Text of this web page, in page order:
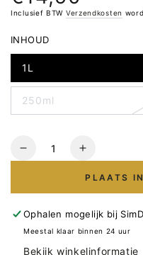
prijs
Inclusief BTW Verzendkosten
INHOUD
1L
250ml
Hoeveelheid
Verlaag
SHIP-
SHAPE
Verhoog
aantal
SHIP-
SHAPE
PLAATS
Ophalen mogelijk bij
Meestal klaar binnen 24 uur
Bekijk winkelinformatie